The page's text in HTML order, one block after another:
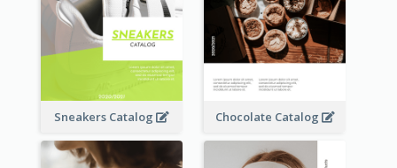
Sneakers Catalog Chocolate Catalog